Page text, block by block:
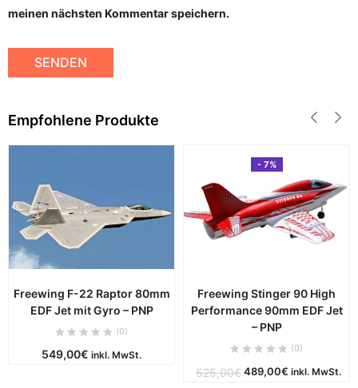
meinen nächsten Kommentar speichern.
Empfohlene Produkte
Freewing F-22 Raptor 80mm
EDF Jet mit Gyro – PNP
(0)
549,00€ inkl. MwSt.
- 7%
Freewing Stinger 90 High
Performance 90mm EDF Jet
– PNP
(0)
525,00€ Ursprünglicher
489,00€Aktueller
inkl. MwSt.